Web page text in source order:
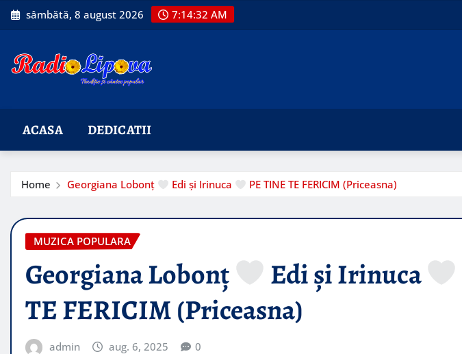
Skip
to
sâmbătă, 8 august 2026 7:14:33 AM
ACASA DEDICATII
Home Georgiana Lobonț Edi și Irinuca PE TINE TE FERICIM (Priceasna)
MUZICA POPULARA
Georgiana Lobonț Edi și Irinuca
TE FERICIM (Priceasna)
admin aug. 6, 2025 0